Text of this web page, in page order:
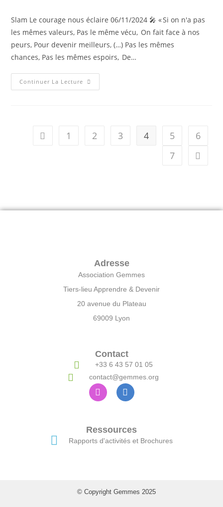
Slam Le courage nous éclaire 06/11/2024 🎤​ « Si on n'a pas
les mêmes valeurs, Pas le même vécu, On fait face à nos
peurs, Pour devenir meilleurs, (…) Pas les mêmes
chances, Pas les mêmes espoirs, De…
Continuer La Lecture
1 2 3 4 5
6
7
Adresse
Association Gemmes
Tiers-lieu Apprendre & Devenir
20 avenue du Plateau
69009 Lyon
Contact
+33 6 43 57 01 05
contact@gemmes.org
Ressources
Rapports d'activités et Brochures
© Copyright Gemmes 2025